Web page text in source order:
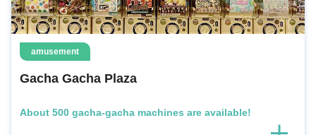
amusement
Gacha Gacha Plaza
About 500 gacha-gacha machines are available!